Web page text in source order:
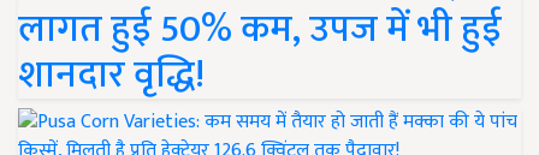
लागत हुई 50% कम, उपज में भी हुई
शानदार वृद्धि!